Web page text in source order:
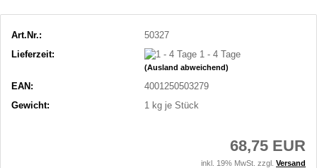
Art.Nr.:
50327
Lieferzeit:
1 - 4 Tage
(Ausland abweichend)
EAN:
4001250503279
Gewicht:
1 kg je Stück
68,75 EUR
inkl. 19% MwSt. zzgl. Versand